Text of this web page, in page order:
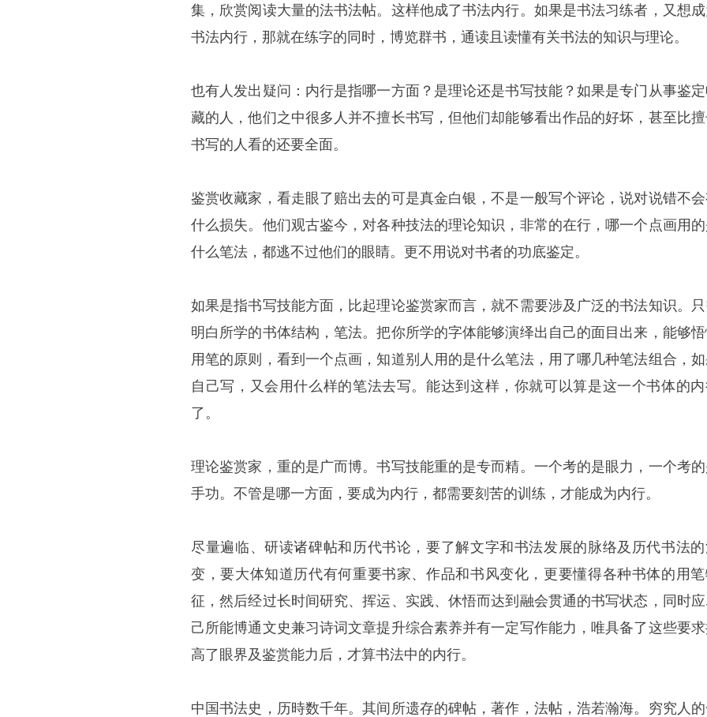
集，欣赏阅读大量的法书法帖。这样他成了书法内行。如果是书法习练者，又想
书法内行，那就在练字的同时，博览群书，通读且读懂有关书法的知识与理论。
也有人发出疑问：内行是指哪一方面？是理论还是书写技能？如果是专门从事鉴
藏的人，他们之中很多人并不擅长书写，但他们却能够看出作品的好坏，甚至比
书写的人看的还要全面。
鉴赏收藏家，看走眼了赔出去的可是真金白银，不是一般写个评论，说对说错不
什么损失。他们观古鉴今，对各种技法的理论知识，非常的在行，哪一个点画用
什么笔法，都逃不过他们的眼睛。更不用说对书者的功底鉴定。
如果是指书写技能方面，比起理论鉴赏家而言，就不需要涉及广泛的书法知识。
明白所学的书体结构，笔法。把你所学的字体能够演绎出自己的面目出来，能够
用笔的原则，看到一个点画，知道别人用的是什么笔法，用了哪几种笔法组合，
自己写，又会用什么样的笔法去写。能达到这样，你就可以算是这一个书体的
了。
理论鉴赏家，重的是广而博。书写技能重的是专而精。一个考的是眼力，一个考
手功。不管是哪一方面，要成为内行，都需要刻苦的训练，才能成为内行。
尽量遍临、研读诸碑帖和历代书论，要了解文字和书法发展的脉络及历代书法
变，要大体知道历代有何重要书家、作品和书风变化，更要懂得各种书体的用
征，然后经过长时间研究、挥运、实践、休悟而达到融会贯通的书写状态，同时
己所能博通文史兼习诗词文章提升综合素养并有一定写作能力，唯具备了这些要
高了眼界及鉴赏能力后，才算书法中的内行。
中国书法史，历時数千年。其间所遗存的碑帖，著作，法帖，浩若瀚海。穷究人